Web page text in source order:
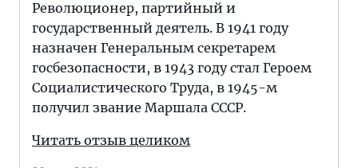
Революционер, партийный и
государственный деятель. В 1941 году
назначен Генеральным секретарем
госбезопасности, в 1943 году стал Героем
Социалистического Труда, в 1945-м
получил звание Маршала СССР.
Читать отзыв целиком